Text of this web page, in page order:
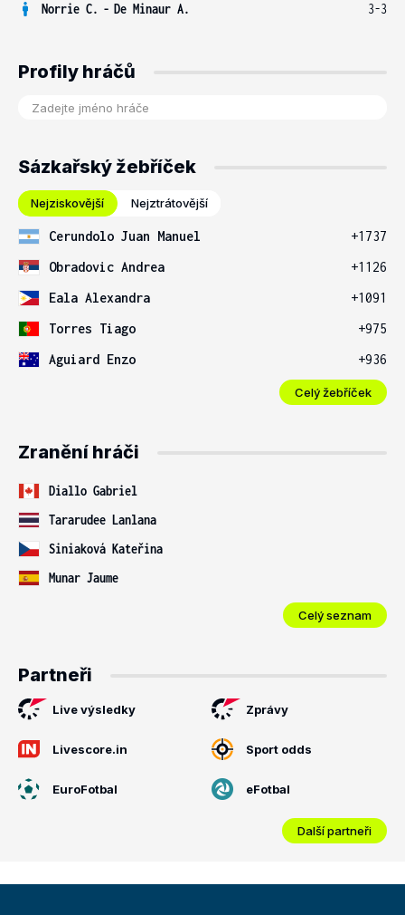
Norrie C. - De Minaur A. 3-3
Profily hráčů
Sázkařský žebříček
Nejziskovější Nejztrátovější
Cerundolo Juan Manuel
+1737
Obradovic Andrea
+1126
Eala Alexandra
+1091
Torres Tiago
+975
Aguiard Enzo
+936
Celý žebříček
Zranění hráči
Diallo Gabriel
Tararudee Lanlana
Siniaková Kateřina
Munar Jaume
Celý seznam
Partneři
Live výsledky Zprávy
Livescore.in Sport odds
EuroFotbal eFotbal
Další partneři